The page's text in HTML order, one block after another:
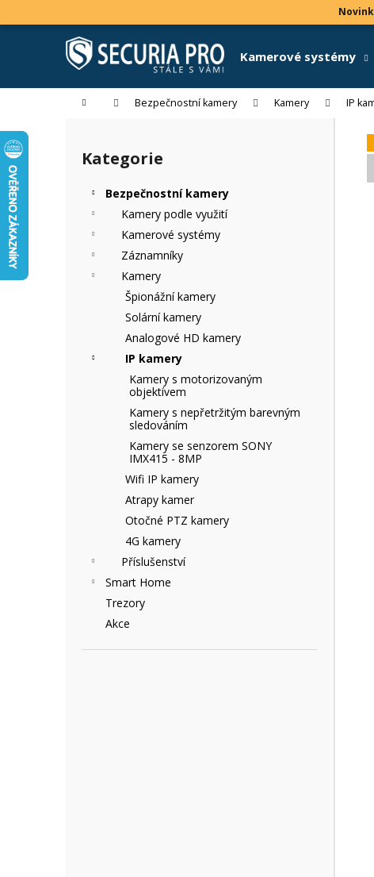
na
Kamerové systémy
Domů Bezpečnostní kamery Kamery IP
Přeskočit
kategorie
Kategorie
Bezpečnostní kamery
Kamery podle využití
Kamerové systémy
Záznamníky
Kamery
Špionážní kamery
Solární kamery
Analogové HD kamery
IP kamery
Kamery s motorizovaným
objektívem
Kamery s nepřetržitým barevným
sledováním
Kamery se senzorem SONY
IMX415 - 8MP
Wifi IP kamery
Atrapy kamer
Otočné PTZ kamery
4G kamery
Příslušenství
Smart Home
Trezory
Akce
o
k
Zpět
obchodu
Zpět
obchodu